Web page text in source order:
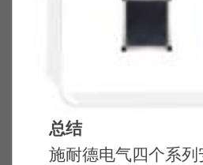
总结
施耐德电气四个系列